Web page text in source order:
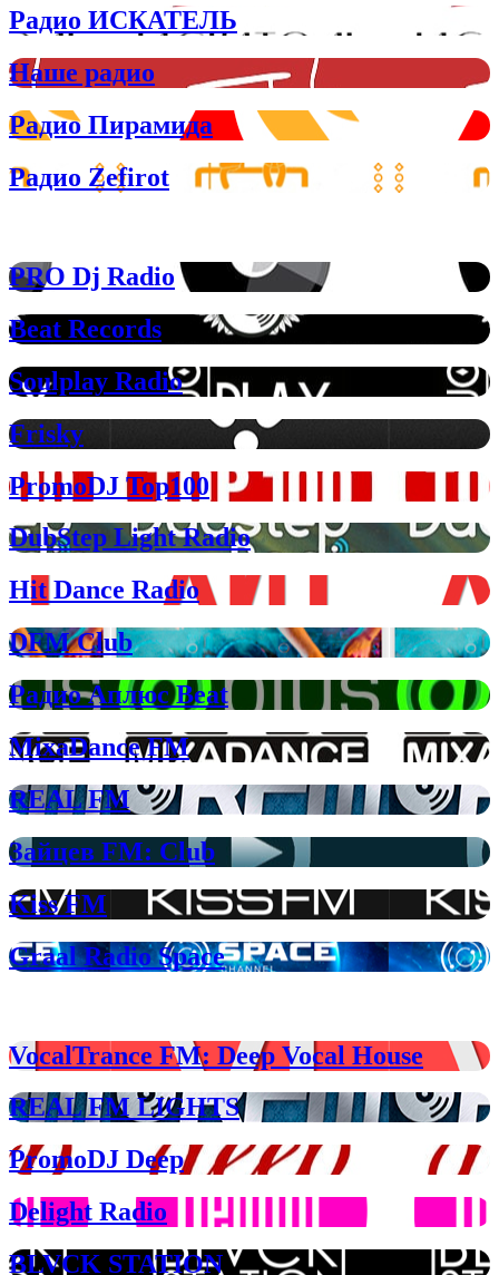
Радио ИСКАТЕЛЬ
Наше радио
Радио Пирамида
Радио Zefirot
PRO Dj Radio
Beat Records
Soulplay Radio
Frisky
PromoDJ Top100
DubStep Light Radio
Hit Dance Radio
DFM Club
Радио Аплюс Beat
MixaDance FM
REAL FM
Зайцев FM: Club
Kiss FM
Graal Radio Space
VocalTrance FM: Deep Vocal House
REAL FM LIGHTS
PromoDJ Deep
Delight Radio
BLVCK STATION